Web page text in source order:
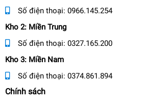
Số điện thoại: 0966.145.254
Kho 2: Miền Trung
Số điện thoại: 0327.165.200
Kho 3: Miền Nam
Số điện thoại: 0374.861.894
Chính sách